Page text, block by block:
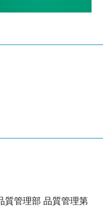
質管理部 品質管理第